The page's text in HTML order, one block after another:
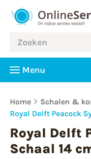
Menu
Home
Schalen &
Royal Delft Peacock
Royal Delft
Schaal 14